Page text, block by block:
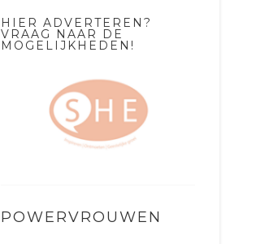
HIER ADVERTEREN?
VRAAG NAAR DE
MOGELIJKHEDEN!
POWERVROUWEN